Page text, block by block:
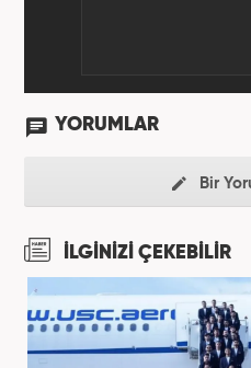
YORUMLAR
Bir
İLGİNİZİ ÇEKEBİLİR